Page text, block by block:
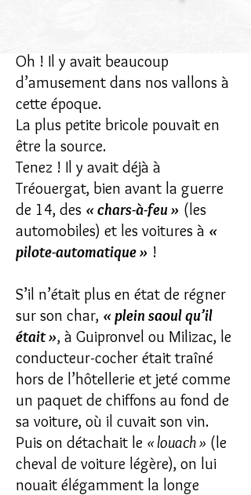
Oh ! Il y avait beaucoup
d’amusement dans nos vallons à
cette époque.
La plus petite bricole pouvait en
être la source.
Tenez ! Il y avait déjà à
Tréouergat, bien avant la guerre
de 14, des « chars-à-feu » (les
automobiles) et les voitures à «
pilote-automatique » !
S’il n’était plus en état de régner
sur son char, « plein saoul qu’il
était », à Guipronvel ou Milizac, le
conducteur-cocher était traîné
hors de l’hôtellerie et jeté comme
un paquet de chiffons au fond de
sa voiture, où il cuvait son vin.
Puis on détachait le « louach » (le
cheval de voiture légère), on lui
nouait élégamment la longe